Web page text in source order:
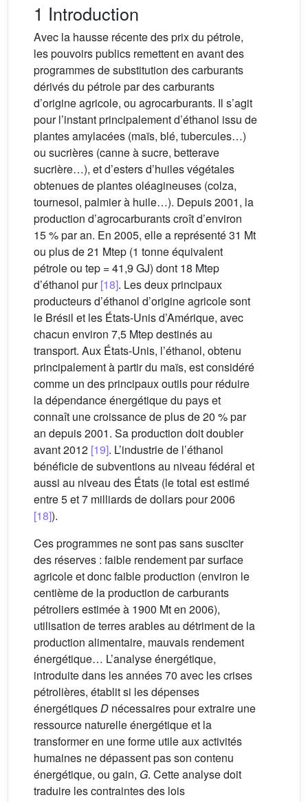
1 Introduction
Avec la hausse récente des prix du pétrole,
les pouvoirs publics remettent en avant des
programmes de substitution des carburants
dérivés du pétrole par des carburants
d’origine agricole, ou agrocarburants. Il s’agit
pour l’instant principalement d’éthanol issu de
plantes amylacées (maïs, blé, tubercules…)
ou sucrières (canne à sucre, betterave
sucrière…), et d’esters d’huiles végétales
obtenues de plantes oléagineuses (colza,
tournesol, palmier à huile…). Depuis 2001, la
production d’agrocarburants croît d’environ
15 % par an. En 2005, elle a représenté 31 Mt
ou plus de 21 Mtep (1 tonne équivalent
pétrole ou tep = 41,9 GJ) dont 18 Mtep
d’éthanol pur[18]. Les deux principaux
producteurs d’éthanol d’origine agricole sont
le Brésil et les États-Unis d’Amérique, avec
chacun environ 7,5 Mtep destinés au
transport. Aux États-Unis, l’éthanol, obtenu
principalement à partir du maïs, est considéré
comme un des principaux outils pour réduire
la dépendance énergétique du pays et
connaît une croissance de plus de 20 % par
an depuis 2001. Sa production doit doubler
avant 2012 [19]. L’industrie de l’éthanol
bénéficie de subventions au niveau fédéral et
aussi au niveau des États (le total est estimé
entre 5 et 7 milliards de dollars pour 2006
[18]).
Ces programmes ne sont pas sans susciter
des réserves : faible rendement par surface
agricole et donc faible production (environ le
centième de la production de carburants
pétroliers estimée à 1900 Mt en 2006),
utilisation de terres arables au détriment de la
production alimentaire, mauvais rendement
énergétique… L’analyse énergétique,
introduite dans les années 70 avec les crises
pétrolières, établit si les dépenses
énergétiquesD nécessaires pour extraire une
ressource naturelle énergétique et la
transformer en une forme utile aux activités
humaines ne dépassent pas son contenu
énergétique, ou gain, G. Cette analyse doit
traduire les contraintes des lois